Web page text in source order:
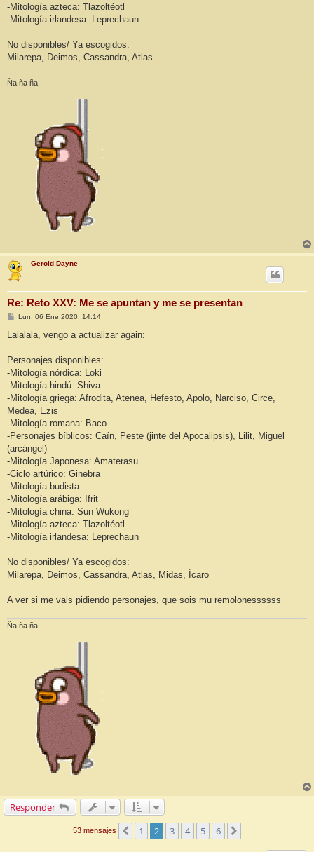
-Mitología azteca: Tlazoltéotl
-Mitología irlandesa: Leprechaun
No disponibles/ Ya escogidos:
Milarepa, Deimos, Cassandra, Atlas
Ña ña ña
Gerold Dayne
Re: Reto XXV: Me se apuntan y me se presentan
M
n
j
Lun, 06 Ene 2020, 14:14
Lalalala, vengo a actualizar again:
Personajes disponibles:
-Mitología nórdica: Loki
-Mitología hindú: Shiva
-Mitología griega: Afrodita, Atenea, Hefesto, Apolo, Narciso, Circe,
Medea, Ezis
-Mitología romana: Baco
-Personajes bíblicos: Caín, Peste (jinte del Apocalipsis), Lilit, Miguel
(arcángel)
-Mitología Japonesa: Amaterasu
-Ciclo artúrico: Ginebra
-Mitología budista:
-Mitología arábiga: Ifrit
-Mitología china: Sun Wukong
-Mitología azteca: Tlazoltéotl
-Mitología irlandesa: Leprechaun
No disponibles/ Ya escogidos:
Milarepa, Deimos, Cassandra, Atlas, Midas, Ícaro
A ver si me vais pidiendo personajes, que sois mu remolonessssss
Ña ña ña
Responder
53 mensajes Anterior
1 2 3 4 5 6